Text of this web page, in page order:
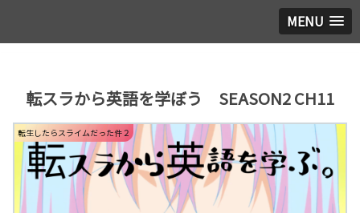
MENU
転スラから英語を学ぼう SEASON2 CH11
転生したらスライムだった件２